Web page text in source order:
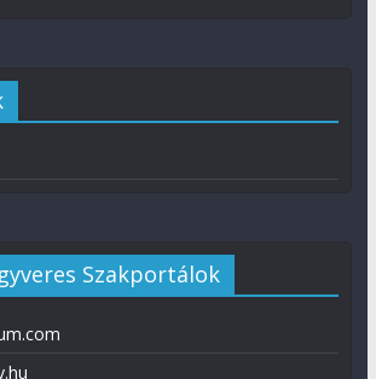
Szakportálok